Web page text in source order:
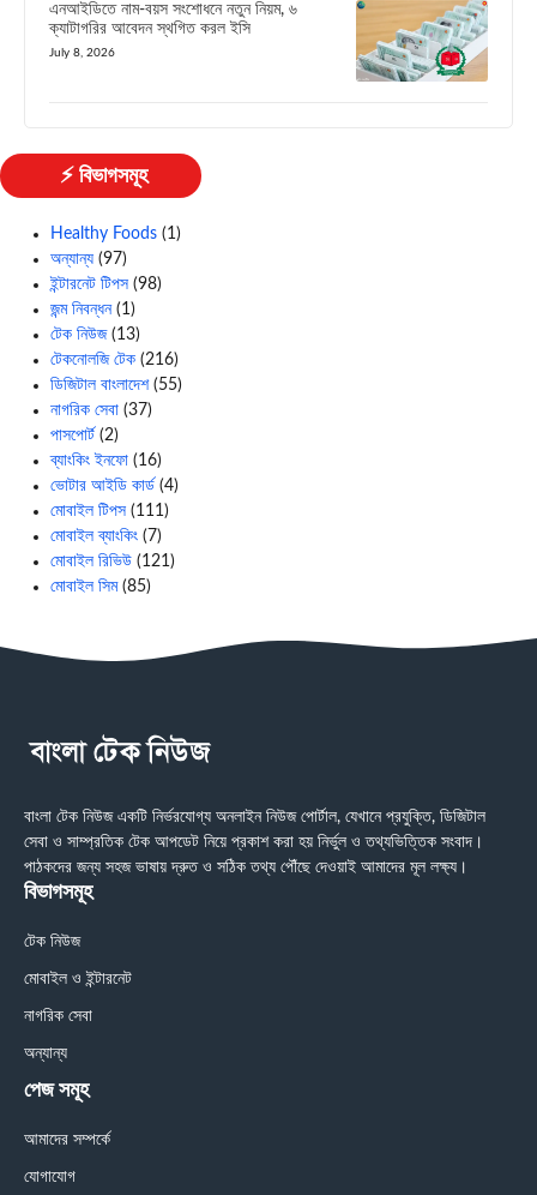
এনআইডিতে নাম-বয়স সংশোধনে নতুন নিয়ম, ৬
ক্যাটাগরির আবেদন স্থগিত করল ইসি
July 8, 2026
⚡ বিভাগসমূহ
Healthy Foods (1)
অন্যান্য (97)
ইন্টারনেট টিপস (98)
জন্ম নিবন্ধন(1)
টেক নিউজ(13)
টেকনোলজি টেক (216)
ডিজিটাল বাংলাদেশ(55)
নাগরিক সেবা (37)
পাসপোর্ট (2)
ব্যাংকিং ইনফো (16)
ভোটার আইডি কার্ড (4)
মোবাইল টিপস (111)
মোবাইল ব্যাংকিং (7)
মোবাইল রিভিউ (121)
মোবাইল সিম(85)
বাংলা টেক নিউজ একটি নির্ভরযোগ্য অনলাইন নিউজ পোর্টাল, যেখানে প্রযুক্তি, ডিজিটাল
সেবা ও সাম্প্রতিক টেক আপডেট নিয়ে প্রকাশ করা হয় নির্ভুল ও তথ্যভিত্তিক সংবাদ।
পাঠকদের জন্য সহজ ভাষায় দ্রুত ও সঠিক তথ্য পৌঁছে দেওয়াই আমাদের মূল লক্ষ্য।
বিভাগসমূহ
টেক নিউজ
মোবাইল ও ইন্টারনেট
নাগরিক সেবা
অন্যান্য
পেজ সমূহ
আমাদের সম্পর্কে
যোগাযোগ